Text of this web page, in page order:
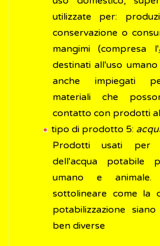
utilizzate per:
conservazione o
mangimi (compresa l'
destinati all'uso
anche impiegati
materiali che
contatto con prodotti
tipo di prodotto 5:
Prodotti usati per
dell'acqua potabile
umano e animale.
sottolineare come la
potabilizzazione
ben diverse